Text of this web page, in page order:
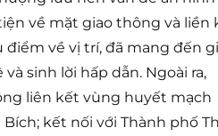
về mặt giao thông và liền
về vị trí, đã mang đến
sinh lời hấp dẫn. Ngoài ra,
liên kết vùng huyết mạch
kết nối với Thành phố